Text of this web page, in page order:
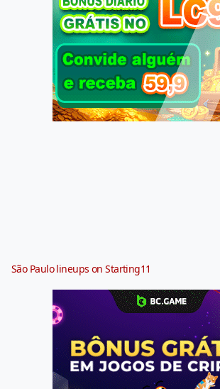
São Paulo lineups on Starting11